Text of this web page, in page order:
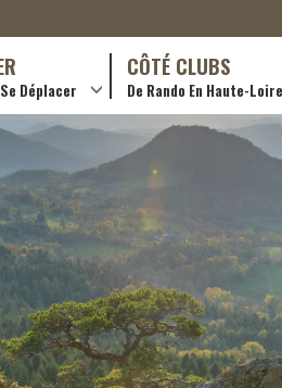
Déplacer
d’hôtes
& services
CÔTÉ CLUBS
De Rando En Haute-Loire
Formations en rando
Rando douce
Trouver un club
Adhérer
Créer un club
Ordre de mission et